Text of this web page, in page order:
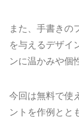
また、手書きの
を与えるデザイ
ンに温かみや個
今回は無料で使
ントを作例とと